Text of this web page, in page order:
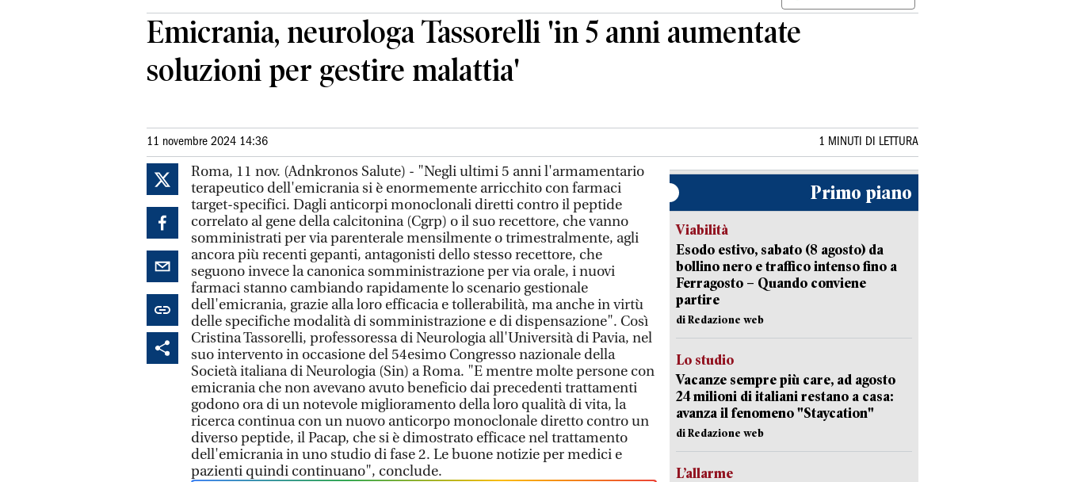
Emicrania, neurologa Tassorelli 'in 5 anni aumentate
soluzioni per gestire malattia'
11 novembre 2024 14:36 1 MINUTI DI LETTURA
Roma, 11 nov. (Adnkronos Salute) - "Negli ultimi 5 anni l'armamentario
terapeutico dell'emicrania si è enormemente arricchito con farmaci
target-specifici. Dagli anticorpi monoclonali diretti contro il peptide
correlato al gene della calcitonina (Cgrp) o il suo recettore, che vanno
somministrati per via parenterale mensilmente o trimestralmente, agli
ancora più recenti gepanti, antagonisti dello stesso recettore, che
seguono invece la canonica somministrazione per via orale, i nuovi
farmaci stanno cambiando rapidamente lo scenario gestionale
dell'emicrania, grazie alla loro efficacia e tollerabilità, ma anche in virtù
delle specifiche modalità di somministrazione e di dispensazione". Così
Cristina Tassorelli, professoressa di Neurologia all'Università di Pavia, nel
suo intervento in occasione del 54esimo Congresso nazionale della
Società italiana di Neurologia (Sin) a Roma. "E mentre molte persone con
emicrania che non avevano avuto beneficio dai precedenti trattamenti
godono ora di un notevole miglioramento della loro qualità di vita, la
ricerca continua con un nuovo anticorpo monoclonale diretto contro un
diverso peptide, il Pacap, che si è dimostrato efficace nel trattamento
dell'emicrania in uno studio di fase 2. Le buone notizie per medici e
pazienti quindi continuano", conclude.
Primo piano
Viabilità
Esodo estivo, sabato (8 agosto) da
bollino nero e traffico intenso fino a
Ferragosto – Quando conviene
partire
di Redazione web
Lo studio
Vacanze sempre più care, ad agosto
24 milioni di italiani restano a casa:
avanza il fenomeno "Staycation"
di Redazione web
L’allarme